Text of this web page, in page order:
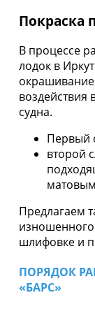
Покраска
В процессе
лодок в
воздействия
судна.
Первый
второй
Предлагаем
шлифовке и
ПОРЯДОК
«БАРС»